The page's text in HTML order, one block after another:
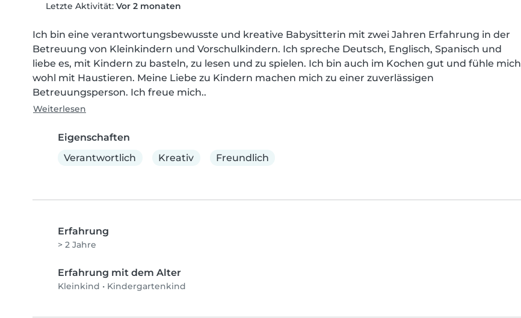
Letzte Aktivität: Vor 2 monaten
Ich bin eine verantwortungsbewusste und kreative Babysitterin mit zwei Jahren Erfahrung in der
Betreuung von Kleinkindern und Vorschulkindern. Ich spreche Deutsch, Englisch, Spanisch und
liebe es, mit Kindern zu basteln, zu lesen und zu spielen. Ich bin auch im Kochen gut und fühle mich
wohl mit Haustieren. Meine Liebe zu Kindern machen mich zu einer zuverlässigen
Betreuungsperson. Ich freue mich..
Weiterlesen
Eigenschaften
Verantwortlich
Kreativ Freundlich
Erfahrung
> 2 Jahre
Erfahrung mit dem Alter
Kleinkind • Kindergartenkind